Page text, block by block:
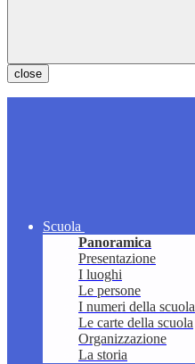
close
Scuola
Panoramica
Presentazione
I luoghi
Le persone
I numeri della scuola
Le carte della scuola
Organizzazione
La storia